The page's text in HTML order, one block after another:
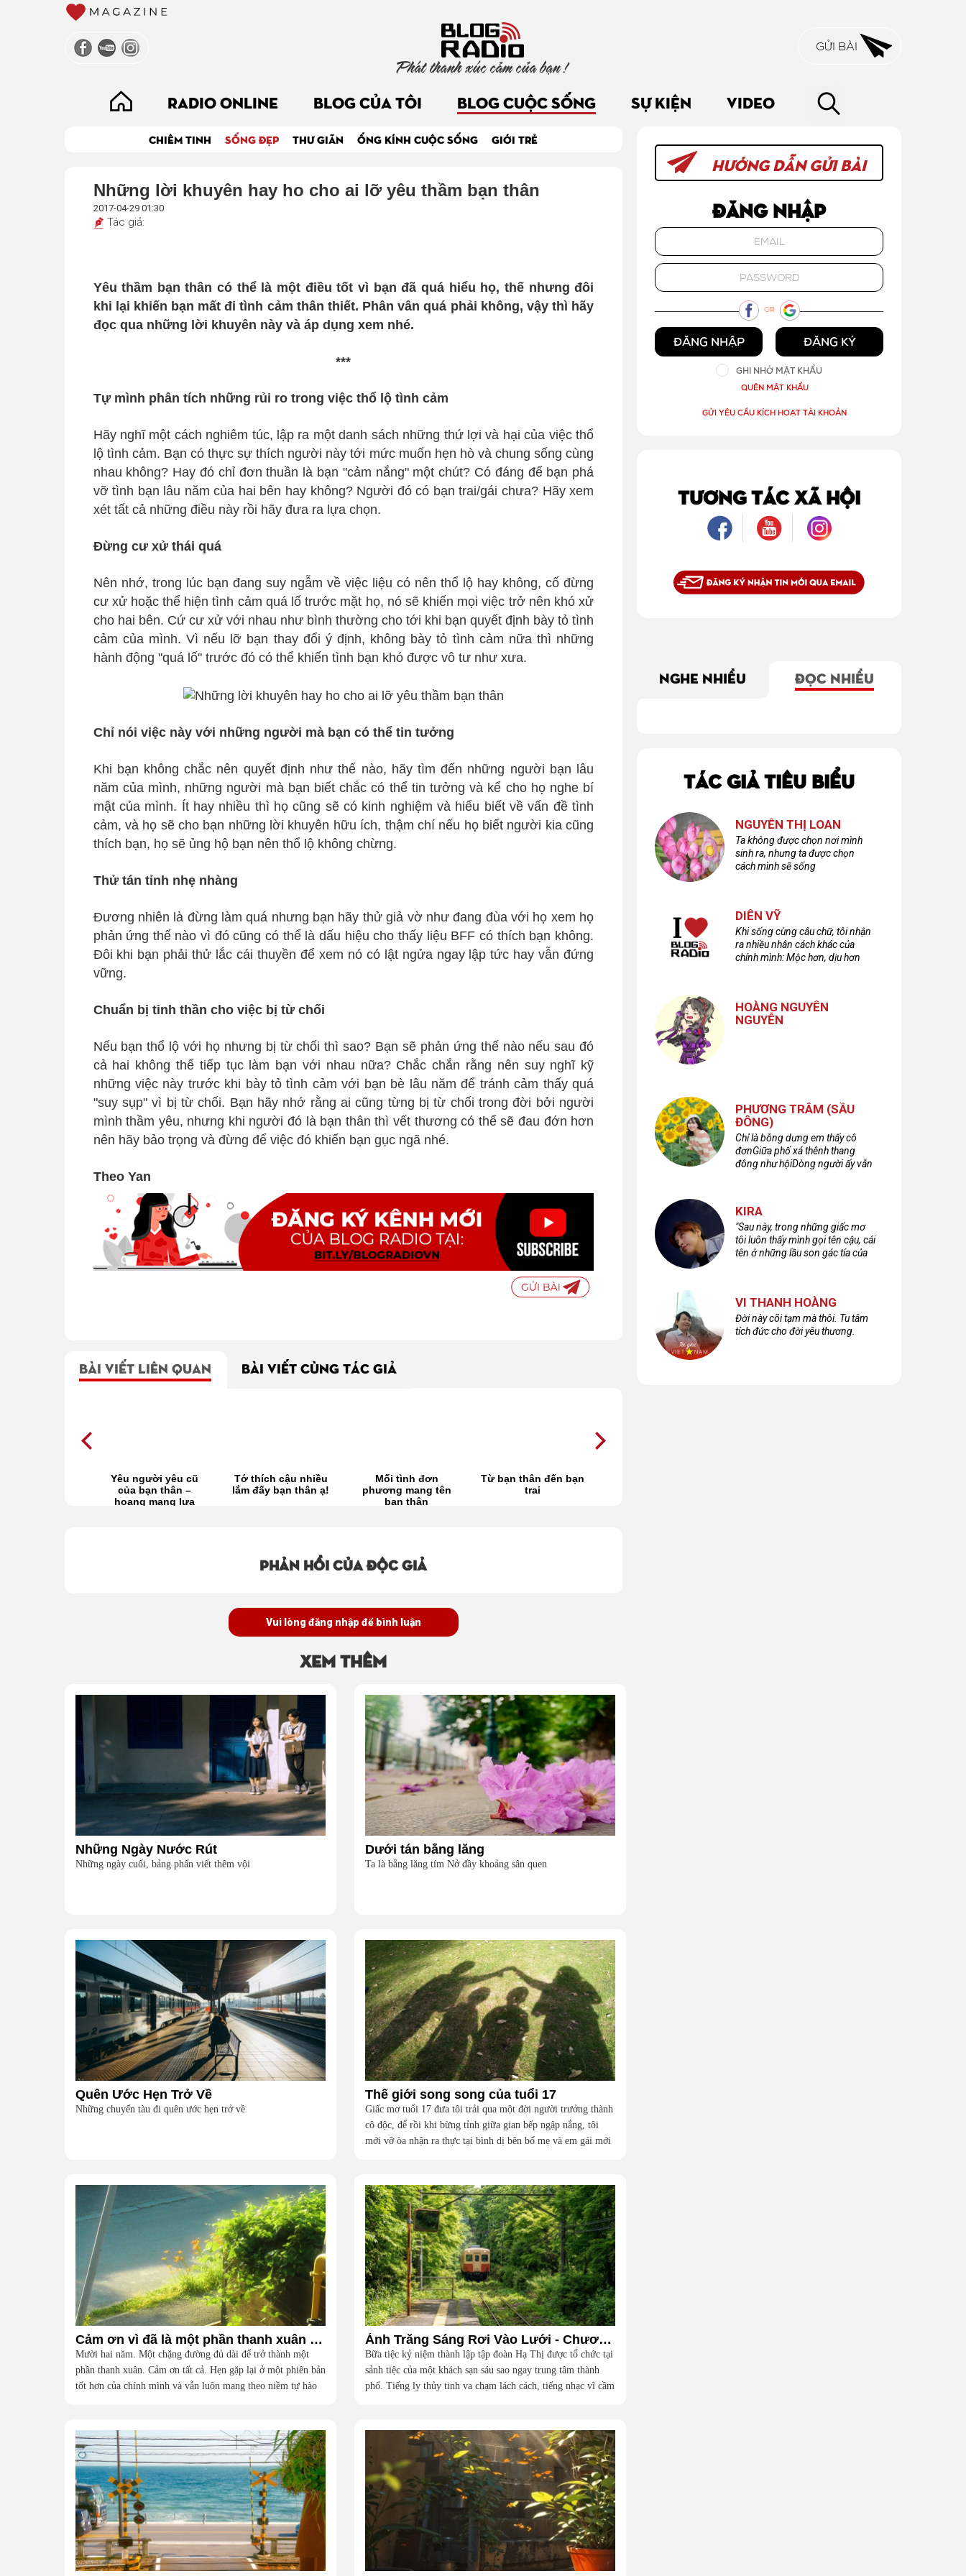
Phát thanh xúc cảm của bạn !
GỬI BÀI
RADIO ONLINE BLOG CỦA TÔI BLOG CUỘC SỐNG SỰ KIỆN VIDEO
CHIÊM TINH SỐNG ĐẸP THƯ GIÃN ỐNG KÍNH CUỘC SỐNG GIỚI TRẺ
Những lời khuyên hay ho cho ai lỡ yêu thầm bạn thân
2017-04-29 01:30
Tác giả:
Yêu thầm bạn thân có thể là một điều tốt vì bạn đã quá hiểu họ, thế nhưng đôi
khi lại khiến bạn mất đi tình cảm thân thiết. Phân vân quá phải không, vậy thì hãy
đọc qua những lời khuyên này và áp dụng xem nhé.
***
Tự mình phân tích những rủi ro trong việc thổ lộ tình cảm
Hãy nghĩ một cách nghiêm túc, lập ra một danh sách những thứ lợi và hại của việc thổ
lộ tình cảm. Bạn có thực sự thích người này tới mức muốn hẹn hò và chung sống cùng
nhau không? Hay đó chỉ đơn thuần là bạn "cảm nắng" một chút? Có đáng để bạn phá
vỡ tình bạn lâu năm của hai bên hay không? Người đó có bạn trai/gái chưa? Hãy xem
xét tất cả những điều này rồi hãy đưa ra lựa chọn.
Đừng cư xử thái quá
Nên nhớ, trong lúc bạn đang suy ngẫm về việc liệu có nên thổ lộ hay không, cố đừng
cư xử hoặc thể hiện tình cảm quá lố trước mặt họ, nó sẽ khiến mọi việc trở nên khó xử
cho hai bên. Cứ cư xử với nhau như bình thường cho tới khi bạn quyết định bày tỏ tình
cảm của mình. Vì nếu lỡ bạn thay đổi ý định, không bày tỏ tình cảm nữa thì những
hành động "quá lố" trước đó có thể khiến tình bạn khó được vô tư như xưa.
Chỉ nói việc này với những người mà bạn có thể tin tưởng
Khi bạn không chắc nên quyết định như thế nào, hãy tìm đến những người bạn lâu
năm của mình, những người mà bạn biết chắc có thể tin tưởng và kể cho họ nghe bí
mật của mình. Ít hay nhiều thì họ cũng sẽ có kinh nghiệm và hiểu biết về vấn đề tình
cảm, và họ sẽ cho bạn những lời khuyên hữu ích, thậm chí nếu họ biết người kia cũng
thích bạn, họ sẽ ủng hộ bạn nên thổ lộ không chừng.
Thử tán tỉnh nhẹ nhàng
Đương nhiên là đừng làm quá nhưng bạn hãy thử giả vờ như đang đùa với họ xem họ
phản ứng thế nào vì đó cũng có thể là dấu hiệu cho thấy liệu BFF có thích bạn không.
Đôi khi bạn phải thử lắc cái thuyền để xem nó có lật ngửa ngay lập tức hay vẫn đứng
vững.
Chuẩn bị tinh thần cho việc bị từ chối
Nếu bạn thổ lộ với họ nhưng bị từ chối thì sao? Bạn sẽ phản ứng thế nào nếu sau đó
cả hai không thể tiếp tục làm bạn với nhau nữa? Chắc chắn rằng nên suy nghĩ kỹ
những việc này trước khi bày tỏ tình cảm với bạn bè lâu năm để tránh cảm thấy quá
"suy sụp" vì bị từ chối. Bạn hãy nhớ rằng ai cũng từng bị từ chối trong đời bởi người
mình thầm yêu, nhưng khi người đó là bạn thân thì vết thương có thể sẽ đau đớn hơn
nên hãy bảo trọng và đừng để việc đó khiến bạn gục ngã nhé.
Theo Yan
BÀI VIẾT LIÊN QUAN BÀI VIẾT CÙNG TÁC GIẢ
Yêu người yêu cũ
của bạn thân –
hoang mang lựa
Tớ thích cậu nhiều
lắm đấy bạn thân ạ!
Mối tình đơn
phương mang tên
bạn thân
Từ bạn thân đến bạn
trai
Phản hồi của độc giả
Vui lòng đăng nhập để bình luận
Xem thêm
Những Ngày Nước Rút
Những ngày cuối, bảng phấn viết thêm vội
Dưới tán bằng lăng
Ta là bằng lăng tím Nở đầy khoảng sân quen
Quên Ước Hẹn Trở Về
Những chuyến tàu đi quên ước hẹn trở về
Thế giới song song của tuổi 17
Giấc mơ tuổi 17 đưa tôi trải qua một đời người trưởng thành
cô độc, để rồi khi bừng tỉnh giữa gian bếp ngập nắng, tôi
mới vỡ òa nhận ra thực tại bình dị bên bố mẹ và em gái mới
Cảm ơn vì đã là một phần thanh xuân của tôi
Mười hai năm. Một chặng đường đủ dài để trở thành một
phần thanh xuân. Cảm ơn tất cả. Hẹn gặp lại ở một phiên bản
tốt hơn của chính mình và vẫn luôn mang theo niềm tự hào
Ánh Trăng Sáng Rơi Vào Lưới - Chương 1
Bữa tiệc kỷ niệm thành lập tập đoàn Hạ Thị được tổ chức tại
sảnh tiệc của một khách sạn sáu sao ngay trung tâm thành
phố. Tiếng ly thủy tinh va chạm lách cách, tiếng nhạc vĩ cầm
HƯỚNG DẪN GỬI BÀI
Đăng nhập
OR
ĐĂNG NHẬP ĐĂNG KÝ
GHI NHỚ MẬT KHẨU
QUÊN MẬT KHẨU
GỬI YÊU CẦU KÍCH HOẠT TÀI KHOẢN
TƯƠNG TÁC XÃ HỘI
NGHE NHIỀU ĐỌC NHIỀU
TÁC GIẢ TIÊU BIỂU
NGUYỄN THỊ LOAN
Ta không được chọn nơi mình
sinh ra, nhưng ta được chọn
cách mình sẽ sống
DIÊN VỸ
Khi sống cùng câu chữ, tôi nhận
ra nhiều nhân cách khác của
chính mình: Mộc hơn, dịu hơn
HOÀNG NGUYÊN
NGUYỄN
PHƯƠNG TRÂM (SẦU
ĐÔNG)
Chỉ là bỗng dưng em thấy cô
đơnGiữa phố xá thênh thang
đông như hộiDòng người ấy vẫn
KIRA
"Sau này, trong những giấc mơ
tôi luôn thấy mình gọi tên cậu, cái
tên ở những lầu son gác tía của
VI THANH HOÀNG
Đời này cõi tạm mà thôi. Tu tâm
tích đức cho đời yêu thương.